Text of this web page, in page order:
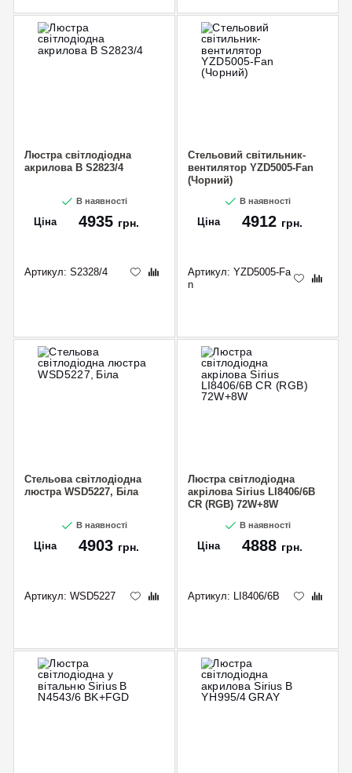
Люстра світлодіодна
акрилова B S2823/4
В наявності
Ціна 4935 грн.
Артикул: S2328/4
Стельовий світильник-
вентилятор YZD5005-Fan
(Чорний)
В наявності
Ціна 4912 грн.
Артикул: YZD5005-Fa
n
Стельова світлодіодна
люстра WSD5227, Біла
В наявності
Ціна 4903 грн.
Артикул: WSD5227
Люстра світлодіодна
акрілова Sirius LI8406/6B
CR (RGB) 72W+8W
В наявності
Ціна 4888 грн.
Артикул: LI8406/6B
OK
CANCEL